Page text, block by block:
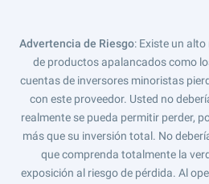
Advertencia de Riesgo: Existe un alto
de productos apalancados como
cuentas de inversores minoristas
con este proveedor. Usted no
realmente se pueda permitir perder,
más que su inversión total. No
que comprenda totalmente la
exposición al riesgo de pérdida. Al